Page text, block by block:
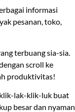
informasi
pesanan, toko,
terbuang sia-sia.
scroll ke
produktivitas!
klik-lak-klik-luk buat
besar dan nyaman